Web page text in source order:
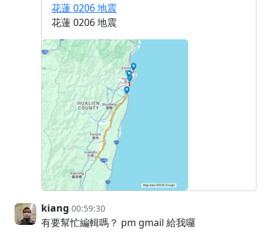
花蓮 0206 地震
花蓮 0206 地震
kiang 00:59:30
有要幫忙編輯嗎？ pm gmail 給我囉